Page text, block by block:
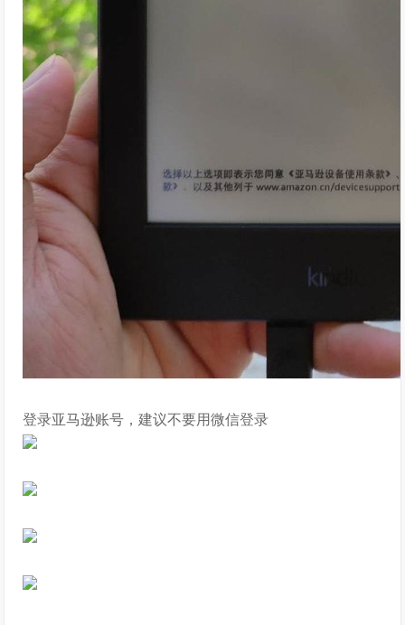
登录亚马逊账号，建议不要用微信登录